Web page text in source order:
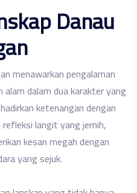
Danau
menawarkan pengalaman
dalam dua karakter yang
ketenangan dengan
langit yang jernih,
kesan megah dengan
yang sejuk.